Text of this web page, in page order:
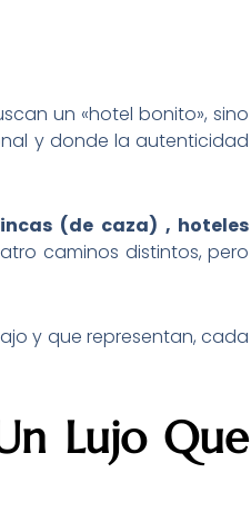
un «hotel bonito», sino
y donde la autenticidad
(de caza) , hoteles
caminos distintos, pero
y que representan, cada
Lujo Que